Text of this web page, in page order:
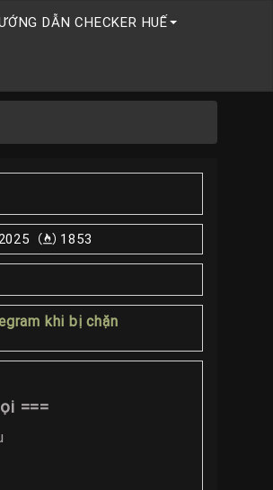
DẪN CHECKER HUẾ
1853
khi bị chặn
===